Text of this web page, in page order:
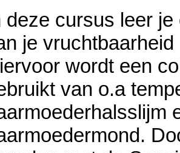
deze cursus leer je
je
wordt een
van o.a